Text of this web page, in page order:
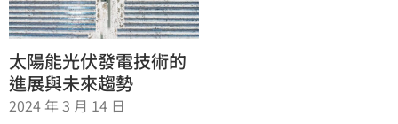
太陽能光伏發電技術的
進展與未來趨勢
2024 年 3 月 14 日